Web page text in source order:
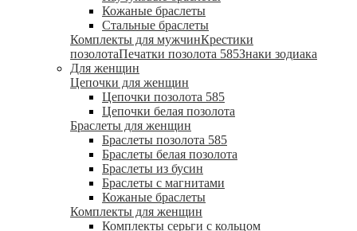
Кожаные браслеты
Стальные браслеты
Комплекты для мужчинКрестики
позолотаПечатки позолота 585Знаки зодиака
Для женщин
Цепочки для женщин
Цепочки позолота 585
Цепочки белая позолота
Браслеты для женщин
Браслеты позолота 585
Браслеты белая позолота
Браслеты из бусин
Браслеты с магнитами
Кожаные браслеты
Комплекты для женщин
Комплекты серьги с кольцом